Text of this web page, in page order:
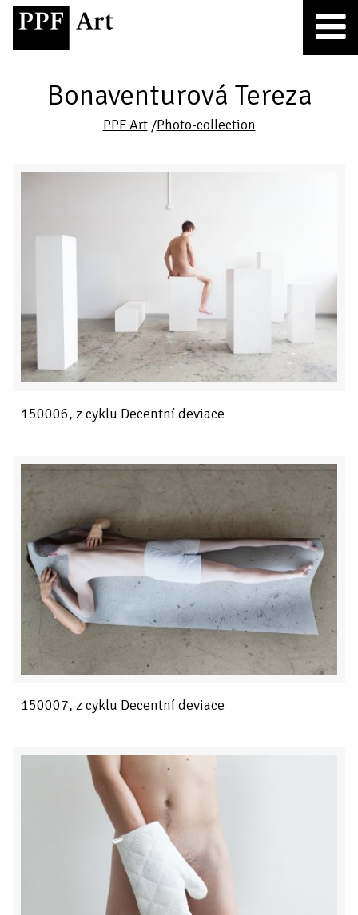
Bonaventurová Tereza
PPF Art/Photo-collection
150006, z cyklu Decentní deviace
150007, z cyklu Decentní deviace